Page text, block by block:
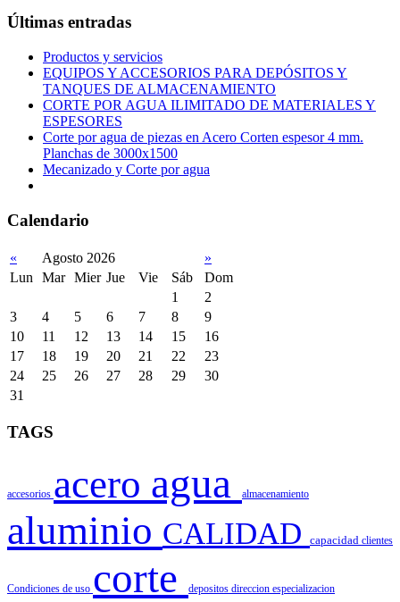
Últimas entradas
Productos y servicios
EQUIPOS Y ACCESORIOS PARA DEPÓSITOS Y
TANQUES DE ALMACENAMIENTO
CORTE POR AGUA ILIMITADO DE MATERIALES Y
ESPESORES
Corte por agua de piezas en Acero Corten espesor 4 mm.
Planchas de 3000x1500
Mecanizado y Corte por agua
Calendario
« Agosto 2026
»
Lun
Mar Mier Jue Vie Sáb
Dom
1
2
3
4 5 6 7 8
9
10
11 12 13 14 15
16
17
18 19 20 21 22
23
24
25 26 27 28 29
30
31
TAGS
accesorios acero agua almacenamiento
aluminio CALIDAD capacidad clientes
Condiciones de uso corte depositos direccion especializacion